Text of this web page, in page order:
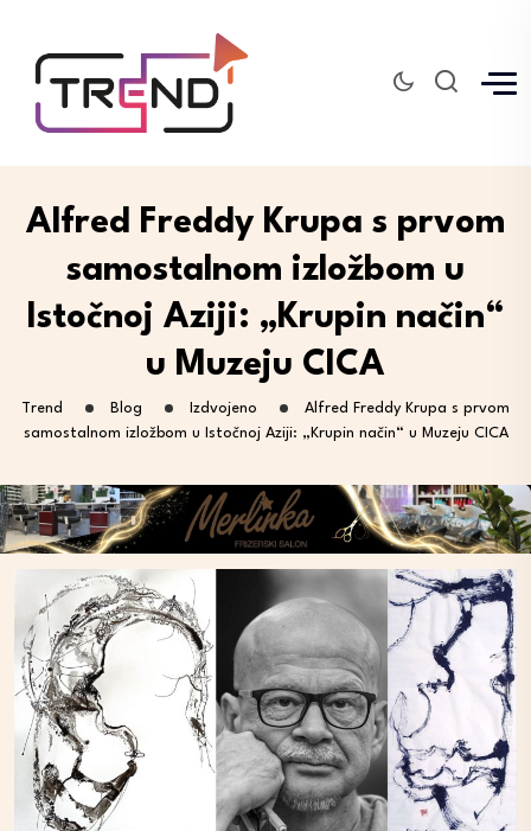
Alfred Freddy Krupa s prvom
samostalnom izložbom u
Istočnoj Aziji: „Krupin način“
u Muzeju CICA
Trend Blog Izdvojeno
Alfred Freddy Krupa s prvom
samostalnom izložbom u Istočnoj Aziji: „Krupin način“ u Muzeju CICA